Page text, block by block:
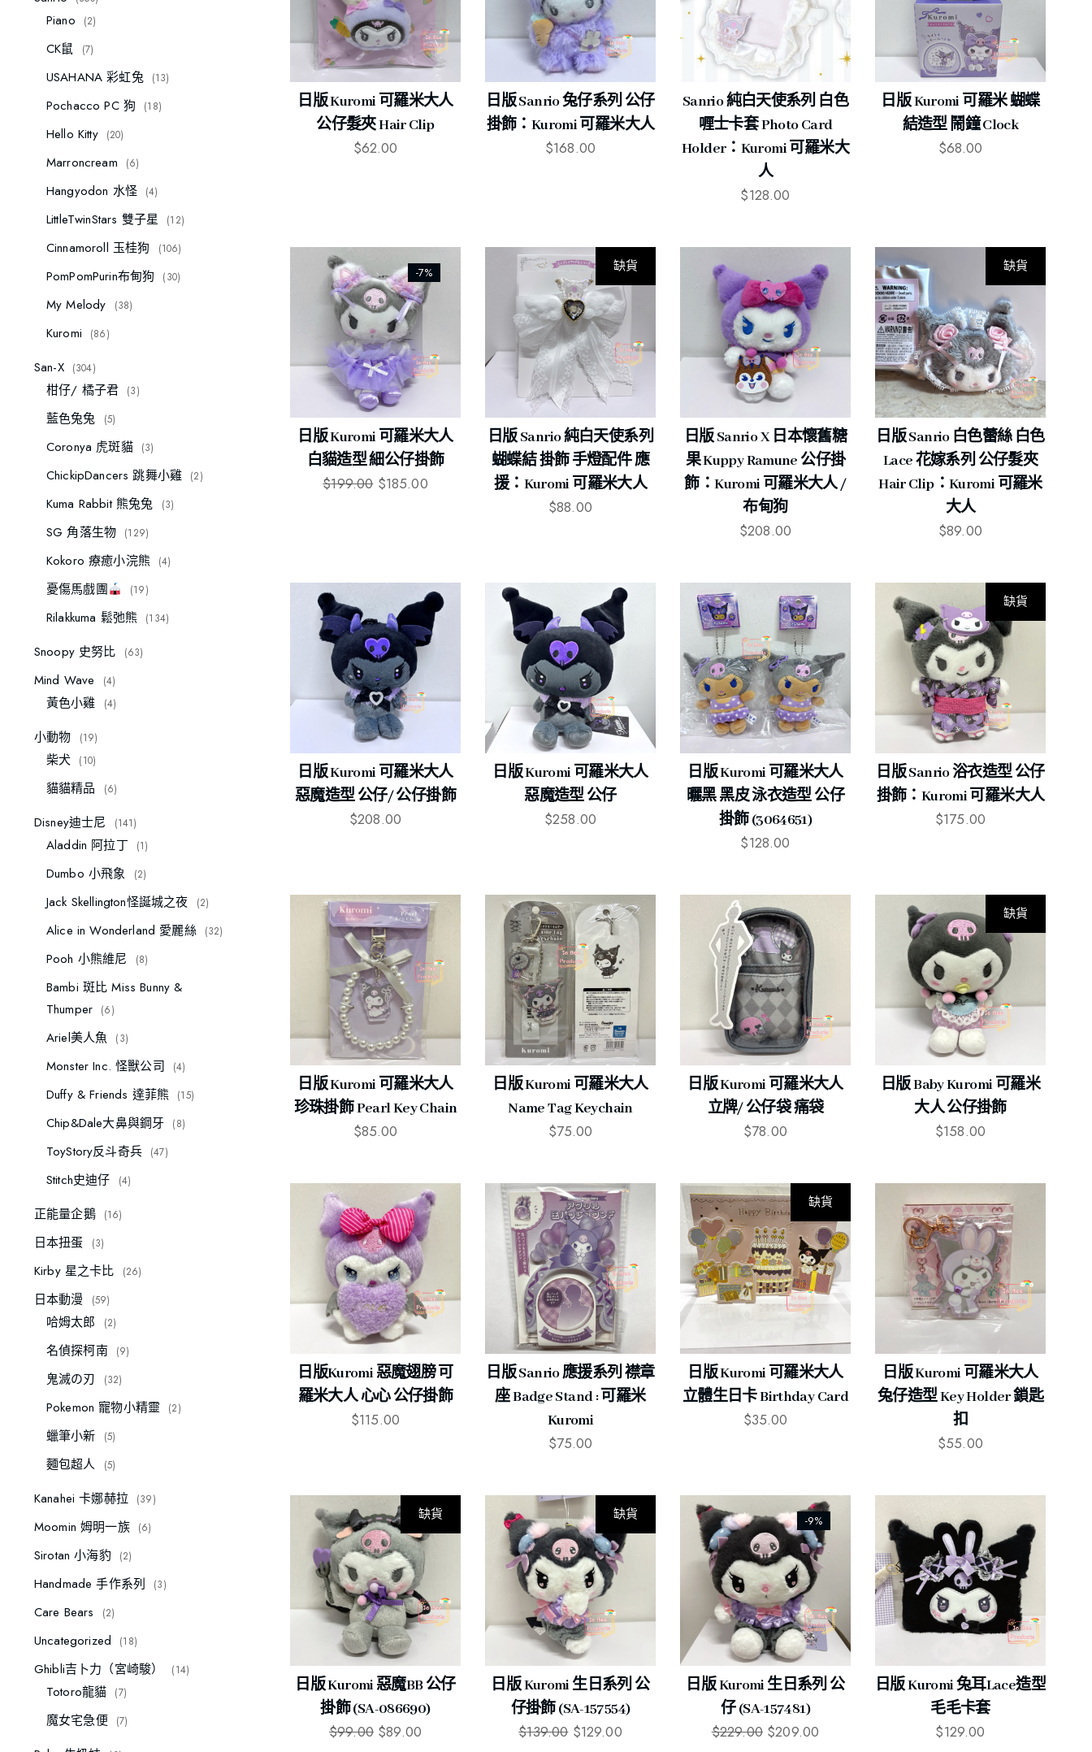
日版 Kuromi 可羅米大人
公仔髮夾 Hair Clip
$62.00
日版 Sanrio 兔仔系列 公仔
掛飾：Kuromi 可羅米大人
$168.00
Sanrio 純白天使系列 白色
喱士卡套 Photo Card
Holder：Kuromi 可羅米大
人
$128.00
日版 Kuromi 可羅米 蝴蝶
結造型 鬧鐘 Clock
$68.00
-7%
日版 Kuromi 可羅米大人
白貓造型 細公仔掛飾
$199.00 $185.00
缺貨
日版 Sanrio 純白天使系列
蝴蝶結 掛飾 手燈配件 應
援：Kuromi 可羅米大人
$88.00
日版 Sanrio X 日本懷舊糖
果 Kuppy Ramune 公仔掛
飾：Kuromi 可羅米大人 /
布甸狗
$208.00
缺貨
日版 Sanrio 白色蕾絲 白色
Lace 花嫁系列 公仔髮夾
Hair Clip：Kuromi 可羅米
大人
$89.00
日版 Kuromi 可羅米大人
惡魔造型 公仔/ 公仔掛飾
$208.00
日版 Kuromi 可羅米大人
惡魔造型 公仔
$258.00
日版 Kuromi 可羅米大人
曬黑 黑皮 泳衣造型 公仔
掛飾 (3064651)
$128.00
缺貨
日版 Sanrio 浴衣造型 公仔
掛飾：Kuromi 可羅米大人
$175.00
日版 Kuromi 可羅米大人
珍珠掛飾 Pearl Key Chain
$85.00
日版 Kuromi 可羅米大人
Name Tag Keychain
$75.00
日版 Kuromi 可羅米大人
立牌/ 公仔袋 痛袋
$78.00
缺貨
日版 Baby Kuromi 可羅米
大人 公仔掛飾
$158.00
日版Kuromi 惡魔翅膀 可
羅米大人 心心 公仔掛飾
$115.00
日版 Sanrio 應援系列 襟章
座 Badge Stand : 可羅米
Kuromi
$75.00
缺貨
日版 Kuromi 可羅米大人
立體生日卡 Birthday Card
$35.00
日版 Kuromi 可羅米大人
兔仔造型 Key Holder 鎖匙
扣
$55.00
缺貨
-10%
日版 Kuromi 惡魔BB 公仔
掛飾 (SA-086690)
$99.00 $89.00
缺貨
-7%
日版 Kuromi 生日系列 公
仔掛飾 (SA-157554)
$139.00 $129.00
-9%
日版 Kuromi 生日系列 公
仔 (SA-157481)
$229.00 $209.00
日版 Kuromi 兔耳Lace造型
毛毛卡套
$129.00
Piano 2
CK鼠 7
USAHANA 彩虹兔 13
Pochacco PC 狗 18
Hello Kitty 20
Marroncream 6
Hangyodon 水怪 4
LittleTwinStars 雙子星 12
Cinnamoroll 玉桂狗 106
PomPomPurin布甸狗 30
My Melody 38
Kuromi 86
San-X 304
柑仔/ 橘子君 3
藍色兔兔 5
Coronya 虎斑貓 3
ChickipDancers 跳舞小雞 2
Kuma Rabbit 熊兔兔 3
SG 角落生物 129
Kokoro 療癒小浣熊 4
憂傷馬戲團 19
Rilakkuma 鬆弛熊 134
Snoopy 史努比 63
Mind Wave 4
黃色小雞 4
小動物 19
柴犬 10
貓貓精品 6
Disney迪士尼 141
Aladdin 阿拉丁 1
Dumbo 小飛象 2
Jack Skellington怪誕城之夜 2
Alice in Wonderland 愛麗絲 32
Pooh 小熊維尼 8
Bambi 斑比 Miss Bunny &
Thumper
6
Ariel美人魚 3
Monster Inc. 怪獸公司 4
Duffy & Friends 達菲熊 15
Chip&Dale大鼻與鋼牙 8
ToyStory反斗奇兵 47
Stitch史迪仔 4
正能量企鵝 16
日本扭蛋 3
Kirby 星之卡比 26
日本動漫 59
哈姆太郎 2
名偵探柯南 9
鬼滅の刃 32
Pokemon 寵物小精靈 2
蠟筆小新 5
麵包超人 5
Kanahei 卡娜赫拉 39
Moomin 姆明一族 6
Sirotan 小海豹 2
Handmade 手作系列 3
Care Bears 2
Uncategorized 18
Ghibli吉卜力（宮崎駿） 14
Totoro龍貓 7
魔女宅急便 7